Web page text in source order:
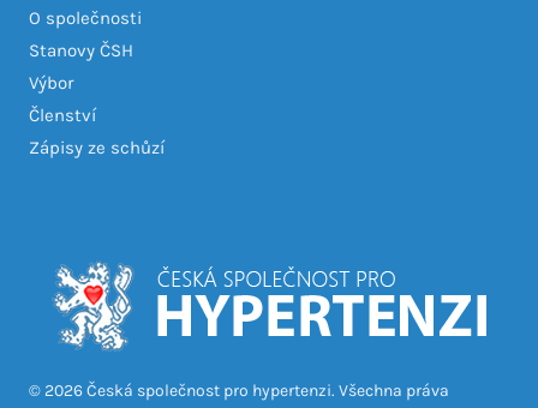
© 2026 Česká společnost pro hypertenzi. Všechna práva
O společnosti
Stanovy ČSH
Výbor
Členství
Zápisy ze schůzí